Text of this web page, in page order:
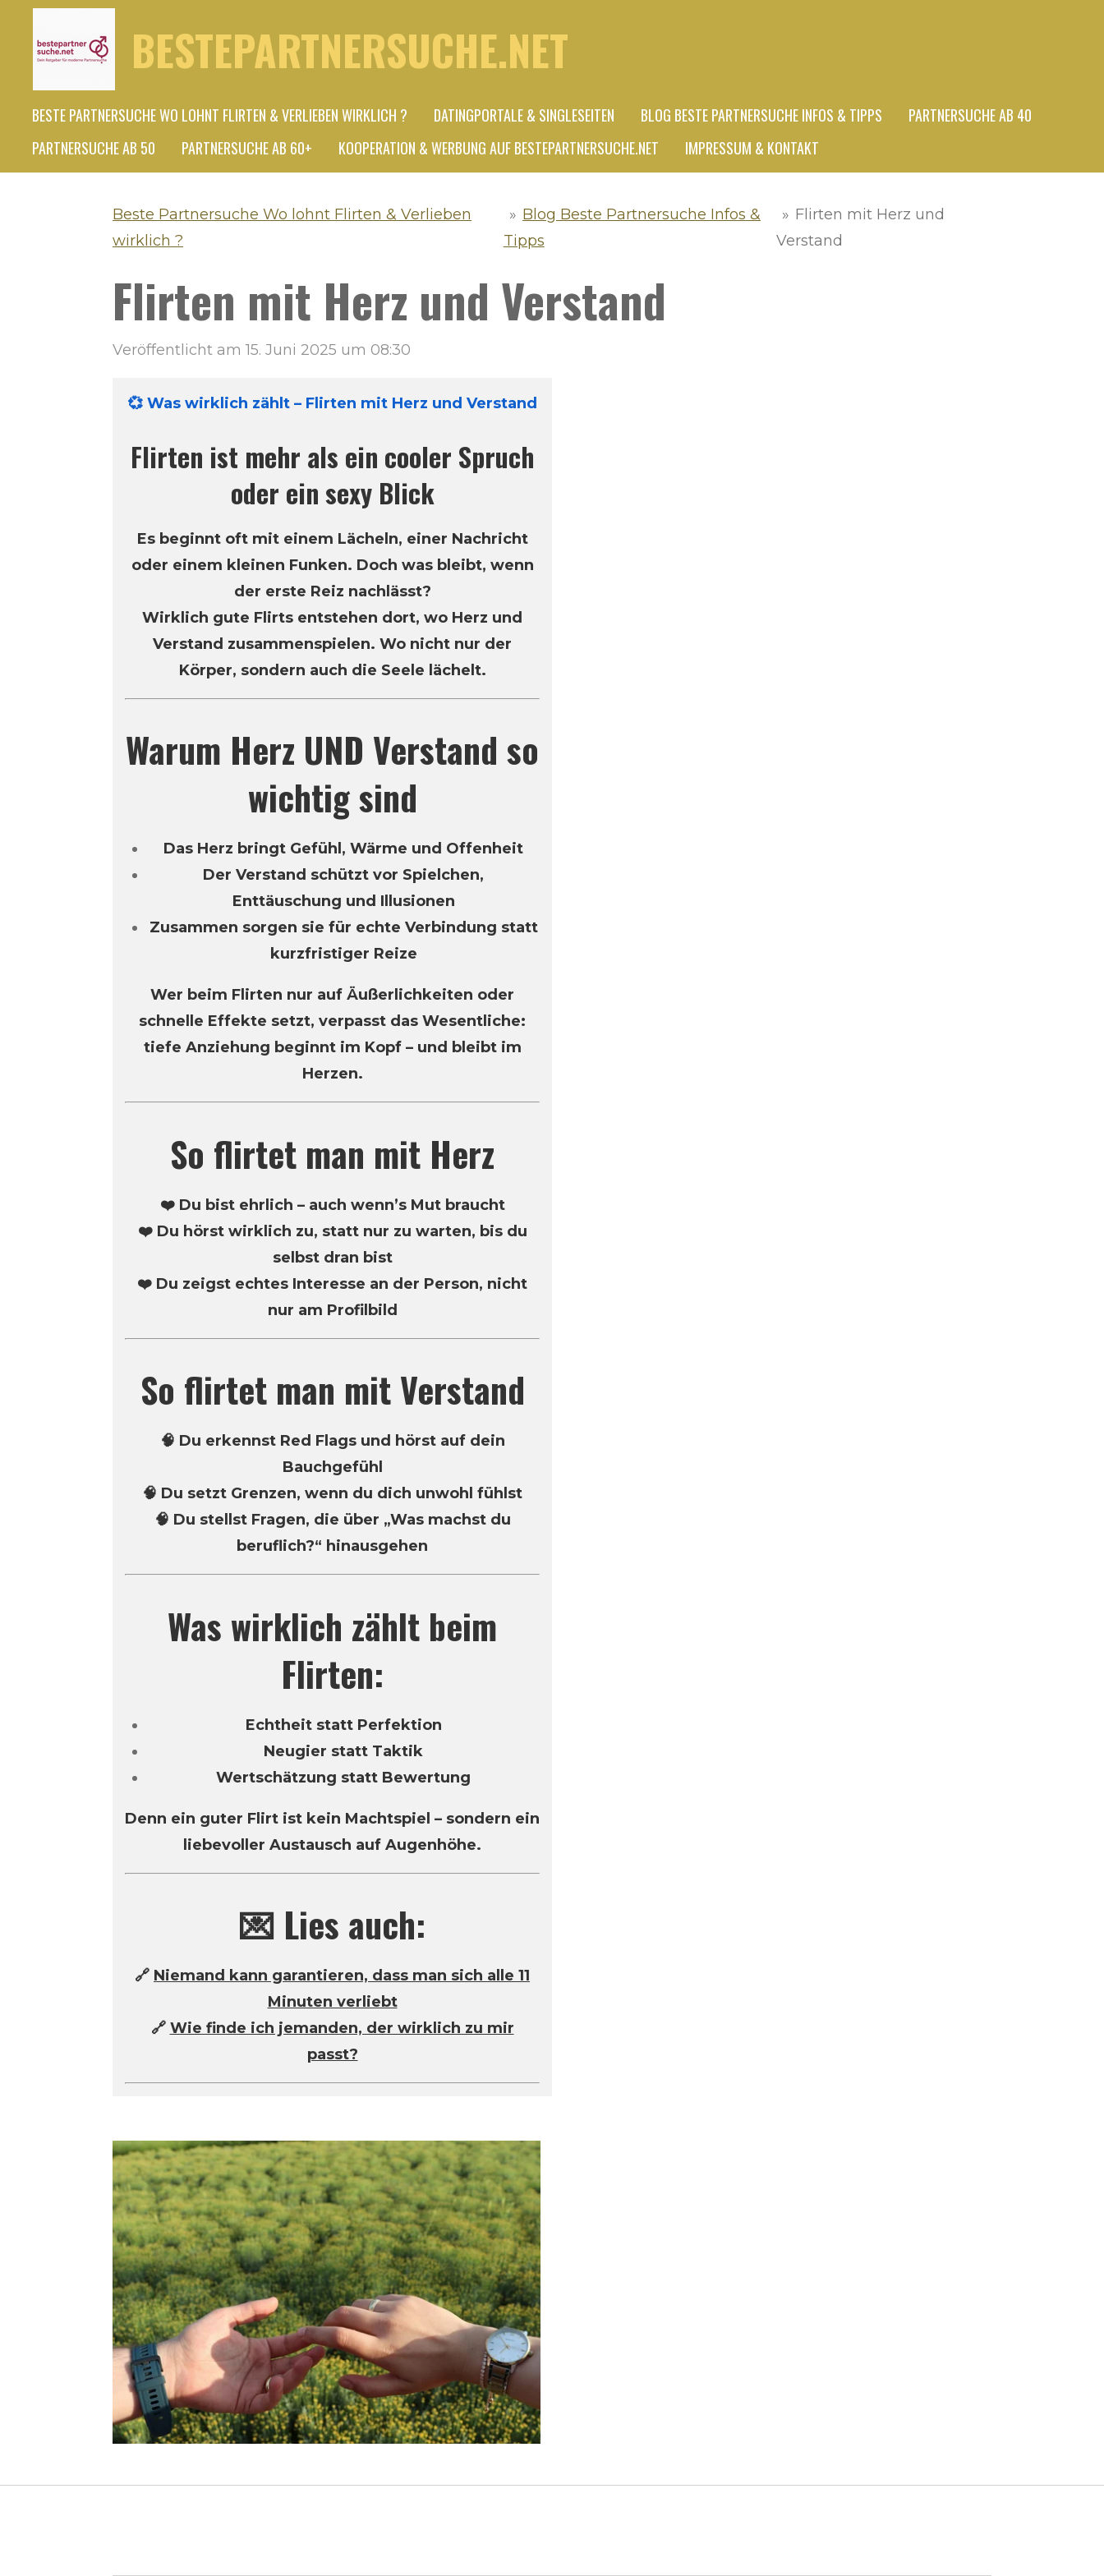
Hauptinhalt
BESTEPARTNERSUCHE.NET
BESTE PARTNERSUCHE WO LOHNT FLIRTEN & VERLIEBEN WIRKLICH ? DATINGPORTALE & SINGLESEITEN BLOG BESTE PARTNERSUCHE INFOS & TIPPS
PARTNERSUCHE AB 40
PARTNERSUCHE AB 50
PARTNERSUCHE AB 60+ KOOPERATION & WERBUNG AUF BESTEPARTNERSUCHE.NET IMPRESSUM & KONTAKT
Beste Partnersuche Wo lohnt Flirten & Verlieben
wirklich ?
» Blog Beste Partnersuche Infos &
Tipps
» Flirten mit Herz und
Verstand
Flirten mit Herz und Verstand
Veröffentlicht am 15. Juni 2025 um 08:30
💞 Was wirklich zählt – Flirten mit Herz und Verstand
Flirten ist mehr als ein cooler Spruch
oder ein sexy Blick
Es beginnt oft mit einem Lächeln, einer Nachricht
oder einem kleinen Funken. Doch was bleibt, wenn
der erste Reiz nachlässt?
Wirklich gute Flirts entstehen dort, wo Herz und
Verstand zusammenspielen. Wo nicht nur der
Körper, sondern auch die Seele lächelt.
Warum Herz UND Verstand so
wichtig sind
Das Herz bringt Gefühl, Wärme und Offenheit
Der Verstand schützt vor Spielchen,
Enttäuschung und Illusionen
Zusammen sorgen sie für echte Verbindung statt
kurzfristiger Reize
Wer beim Flirten nur auf Äußerlichkeiten oder
schnelle Effekte setzt, verpasst das Wesentliche:
tiefe Anziehung beginnt im Kopf – und bleibt im
Herzen.
So flirtet man mit Herz
❤️ Du bist ehrlich – auch wenn’s Mut braucht
❤️ Du hörst wirklich zu, statt nur zu warten, bis du
selbst dran bist
❤️ Du zeigst echtes Interesse an der Person, nicht
nur am Profilbild
So flirtet man mit Verstand
🧠 Du erkennst Red Flags und hörst auf dein
Bauchgefühl
🧠 Du setzt Grenzen, wenn du dich unwohl fühlst
🧠 Du stellst Fragen, die über „Was machst du
beruflich?“ hinausgehen
Was wirklich zählt beim
Flirten:
Echtheit statt Perfektion
Neugier statt Taktik
Wertschätzung statt Bewertung
Denn ein guter Flirt ist kein Machtspiel – sondern ein
liebevoller Austausch auf Augenhöhe.
💌 Lies auch:
🔗 Niemand kann garantieren, dass man sich alle 11
Minuten verliebt
🔗 Wie finde ich jemanden, der wirklich zu mir
passt?